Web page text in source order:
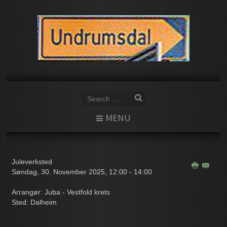
MENU
Juleverksted
Søndag, 30. November 2025, 12:00 - 14:00
Arrangør:Juba - Vestfold krets
Sted:Dalheim